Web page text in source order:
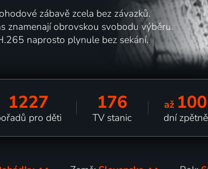
zábavě zcela bez závazků.
znamenají obrovskou svobodu výběru.
naprosto plynule bez sekání.
1227
pro děti
176
TV stanic
až 100
dní zpětně